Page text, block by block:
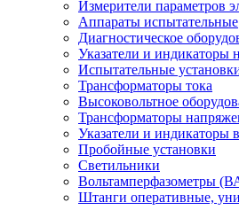
Измерители параметров
Аппараты испытательные
Диагностическое
Указатели и индикаторы
Испытательные
Трансформаторы тока
Высоковольтное
Трансформаторы
Указатели и индикаторы
Пробойные установки
Светильники
Вольтамперфазометры
Штанги оперативные,